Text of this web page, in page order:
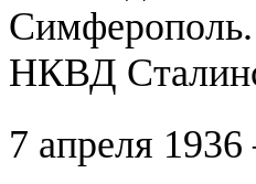
НКВД
7 апреля